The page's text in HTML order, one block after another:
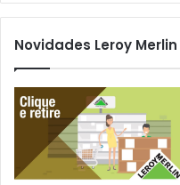
Novidades Leroy Merlin